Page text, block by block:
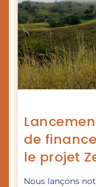
de
le projet
Nous lançons